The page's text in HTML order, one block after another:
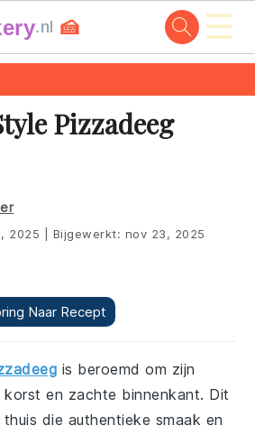
.nl 🍰 ☰
Pizzadeeg
2025 Bijgewerkt: nov 23, 2025
Naar Recept
is beroemd om zijn
korst en zachte binnenkant. Dit
die authentieke smaak en